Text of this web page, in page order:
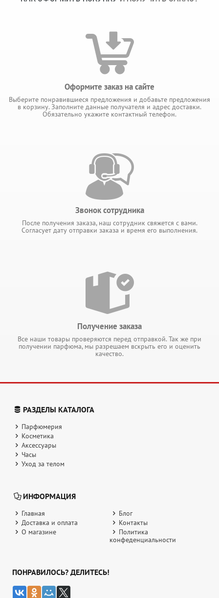
Оформите заказ на сайте
Выберите понравившиеся предложения и добавьте предложения
в корзину. Заполните данные получателя и адрес доставки.
Обязательно укажите контактный телефон.
Звонок сотрудника
После получения заказа, наш сотрудник свяжется с вами.
Согласует дату отправки заказа и время его выполнения.
Получение заказа
Все наши товары проверяются перед отправкой. Так же при
получении парфюма, мы разрешаем вскрыть его и оценить
качество.
РАЗДЕЛЫ КАТАЛОГА
Парфюмерия
Косметика
Аксессуары
Часы
Уход за телом
ИНФОРМАЦИЯ
Главная
Блог
Доставка и оплата
Контакты
О магазине
Политика
конфеденциальности
ПОНРАВИЛОСЬ? ДЕЛИТЕСЬ!